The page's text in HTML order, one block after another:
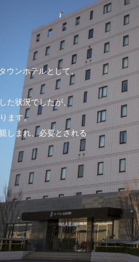
ウンホテルとして、
た状況でしたが、
ます。
しまれ、必要とされる